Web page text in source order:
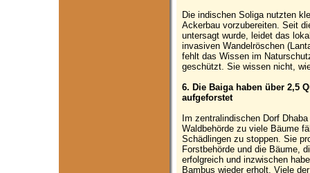
Die indischen Soliga nutzten
Ackerbau vorzubereiten. Seit
untersagt wurde, leidet das
invasiven Wandelröschen
fehlt das Wissen im
geschützt. Sie wissen nicht,
6. Die Baiga haben über 2,5
aufgeforstet
Im zentralindischen Dorf
Waldbehörde zu viele Bäume
Schädlingen zu stoppen. Sie
Forstbehörde und die Bäume,
erfolgreich und inzwischen
Bambus wieder erholt. Viele